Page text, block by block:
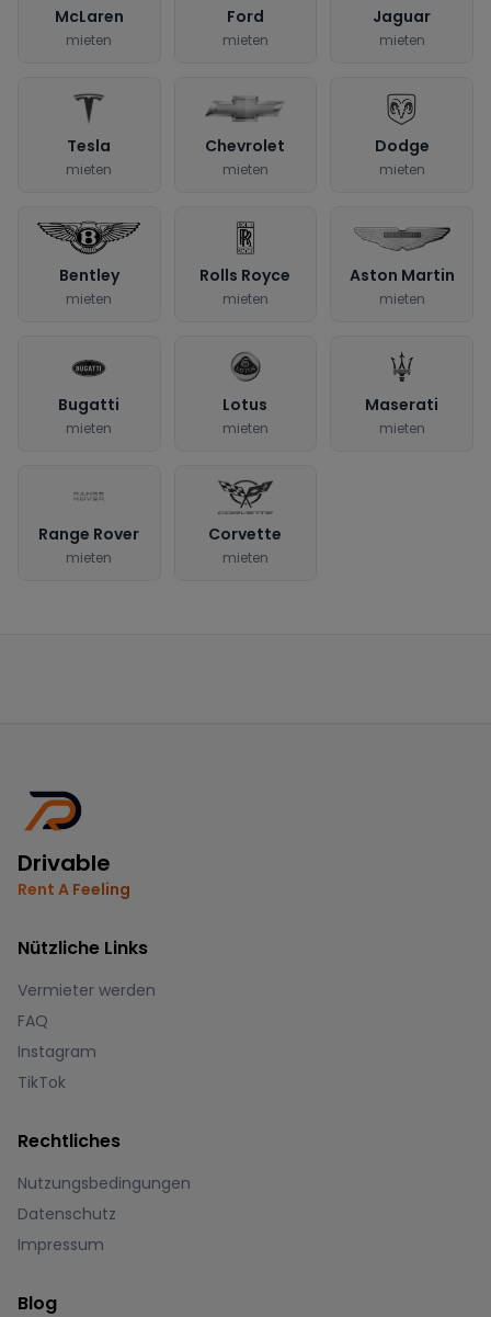
McLaren
mieten
Ford
mieten
Jaguar
mieten
Tesla
mieten
Chevrolet
mieten
Dodge
mieten
Bentley
mieten
Rolls Royce
mieten
Aston Martin
mieten
Bugatti
mieten
Lotus
mieten
Maserati
mieten
Range Rover
mieten
Corvette
mieten
Drivable
Rent A Feeling
Nützliche Links
Vermieter werden
FAQ
Instagram
TikTok
Rechtliches
Nutzungsbedingungen
Datenschutz
Impressum
Blog